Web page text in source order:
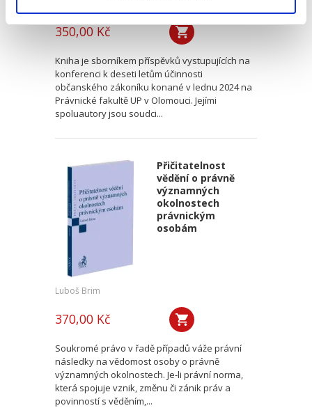
350,00 Kč
Kniha je sborníkem příspěvků vystupujících na
konferenci k deseti letům účinnosti
občanského zákoníku konané v lednu 2024 na
Právnické fakultě UP v Olomouci. Jejími
spoluautory jsou soudci...
Přičitatelnost
vědění o právně
významných
okolnostech
právnickým
osobám
Luboš Brim
370,00 Kč
Soukromé právo v řadě případů váže právní
následky na vědomost osoby o právně
významných okolnostech. Je-li právní norma,
která spojuje vznik, změnu či zánik práv a
povinností s věděním,...